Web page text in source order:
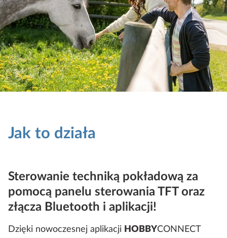
Jak to działa
Sterowanie techniką pokładową za
pomocą panelu sterowania TFT oraz
złącza Bluetooth i aplikacji!
Dzięki nowoczesnej aplikacji HOBBYCONNECT